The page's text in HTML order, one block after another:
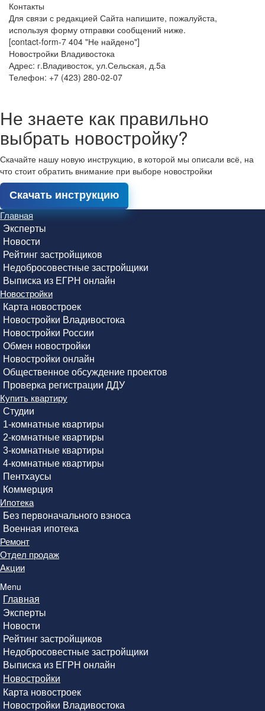
Контакты
Для связи с редакцией Сайта напишите, пожалуйста,
используя форму отправки сообщений ниже.
[contact-form-7 404 "Не найдено"]
Новостройки Владивостока
Адрес: г.Владивосток, ул.Сельская, д.5а
Телефон: +7 (423) 280-02-07
Не знаете как правильно
выбрать новостройку?
Скачайте нашу новую инструкцию, в которой мы описали всё, на
что стоит обратить внимание при выборе новостройки
Скачать инструкцию
Главная
Эксперты
Новости
Рейтинг застройщиков
Недобросовестные застройщики
Выписка из ЕГРН онлайн
Новостройки
Карта новостроек
Новостройки Владивостока
Новостройки России
Обмен новостройки
Новостройки онлайн
Общественное обсуждение проектов
Проверка регистрации ДДУ
Купить квартиру
Студии
1-комнатные квартиры
2-комнатные квартиры
3-комнатные квартиры
4-комнатные квартиры
Пентхаусы
Коммерция
Ипотека
Без первоначального взноса
Военная ипотека
Ремонт
Отдел продаж
Акции
Menu
Главная
Эксперты
Новости
Рейтинг застройщиков
Недобросовестные застройщики
Выписка из ЕГРН онлайн
Новостройки
Карта новостроек
Новостройки Владивостока